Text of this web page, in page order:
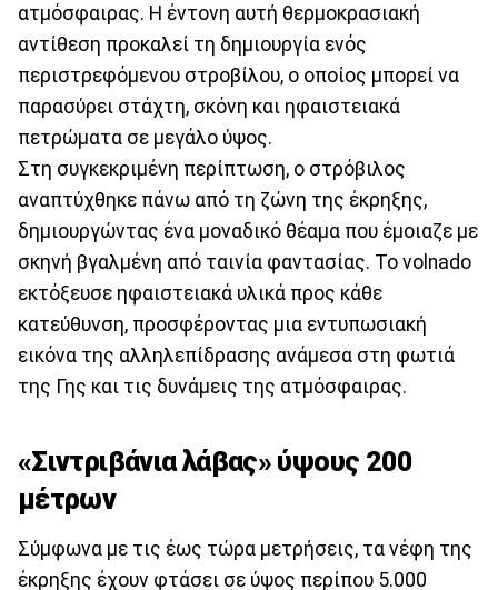
ατμόσφαιρας. Η έντονη αυτή θερμοκρασιακή
αντίθεση προκαλεί τη δημιουργία ενός
περιστρεφόμενου στροβίλου, ο οποίος μπορεί να
παρασύρει στάχτη, σκόνη και ηφαιστειακά
πετρώματα σε μεγάλο ύψος.
Στη συγκεκριμένη περίπτωση, ο στρόβιλος
αναπτύχθηκε πάνω από τη ζώνη της έκρηξης,
δημιουργώντας ένα μοναδικό θέαμα που έμοιαζε με
σκηνή βγαλμένη από ταινία φαντασίας. Το volnado
εκτόξευσε ηφαιστειακά υλικά προς κάθε
κατεύθυνση, προσφέροντας μια εντυπωσιακή
εικόνα της αλληλεπίδρασης ανάμεσα στη φωτιά
της Γης και τις δυνάμεις της ατμόσφαιρας.
«Σιντριβάνια λάβας» ύψους 200
μέτρων
Σύμφωνα με τις έως τώρα μετρήσεις, τα νέφη της
έκρηξης έχουν φτάσει σε ύψος περίπου 5.000